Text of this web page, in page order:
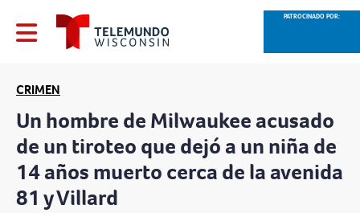
PATROCINADO POR:
CRIMEN
Un hombre de Milwaukee acusado
de un tiroteo que dejó a un niña de
14 años muerto cerca de la avenida
81 y Villard